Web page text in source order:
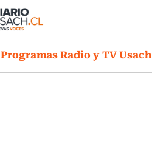
Programas Radio y TV Usach